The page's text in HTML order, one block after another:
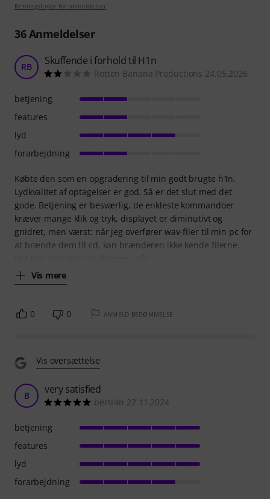
Retningslinjer for anmeldelser
36Anmeldelser
RB Skuffende i forhold til H1n
Rotten Banana Productions 24.05.2026
Købte den som en opgradering til min godt brugte h1n.
Lydkvalitet af optagelser er god. Så er det slut med det
gode. Betjening er besværlig, de enkleste kommandoer
kræver mange klik og tryk, displayet er diminutivt og
gnidret, men værst: når jeg overfører wav-filer til min pc for
at brænde dem til cd, kan brænderen ikke kende filerne.
Vis mere
betjening
features
lyd
forarbejdning
0 0 ANMELD BEDØMMELSE
Vis oversættelse
B very satisfied
bertr4n 22.11.2024
betjening
features
lyd
forarbejdning